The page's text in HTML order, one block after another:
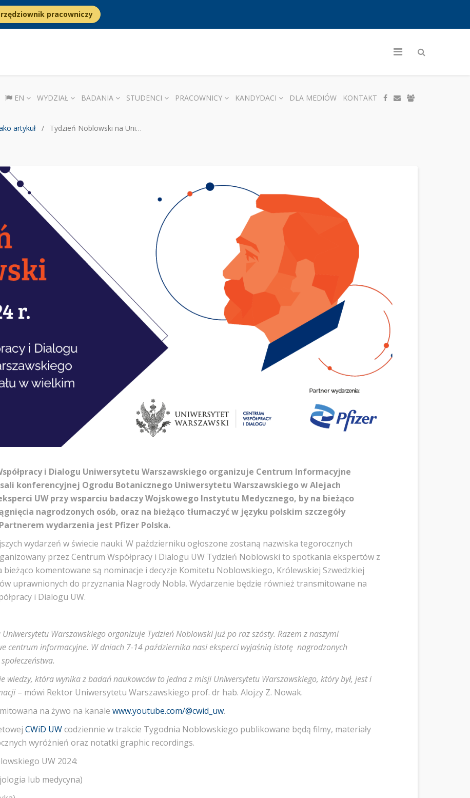
pracowniczy
EN WYDZIAŁ BADANIA STUDENCI PRACOWNICY KANDYDACI DLA MEDIÓW KONTAKT
artykuł Tydzień Noblowski na Uniwersytecie Warszawskim
i Dialogu Uniwersytetu Warszawskiego organizuje Centrum Informacyjne
konferencyjnej Ogrodu Botanicznego Uniwersytetu Warszawskiego w Alejach
UW przy wsparciu badaczy Wojskowego Instytutu Medycznego, by na bieżąco
nagrodzonych osób, oraz na bieżąco tłumaczyć w języku polskim szczegóły
wydarzenia jest Pfizer Polska.
wydarzeń w świecie nauki. W październiku ogłoszone zostaną nazwiska tegorocznych
przez Centrum Współpracy i Dialogu UW Tydzień Noblowski to spotkania ekspertów z
bieżąco komentowane są nominacje i decyzje Komitetu Noblowskiego, Królewskiej Szwedzkiej
uprawnionych do przyznania Nagrody Nobla. Wydarzenie będzie również transmitowane na
i Dialogu UW.
Warszawskiego organizuje Tydzień Noblowski już po raz szósty. Razem z naszymi
centrum informacyjne. W dniach 7-14 października nasi eksperci wyjaśnią istotę nagrodzonych
wiedzy, która wynika z badań naukowców to jedna z misji Uniwersytetu Warszawskiego, który był, jest i
– mówi Rektor Uniwersytetu Warszawskiego prof. dr hab. Alojzy Z. Nowak.
na żywo na kanale www.youtube.com/@cwid_uw.
CWiD UWcodziennie w trakcie Tygodnia Noblowskiego publikowane będą filmy, materiały
wyróżnień oraz notatki graphic recordings.
UW 2024:
lub medycyna)